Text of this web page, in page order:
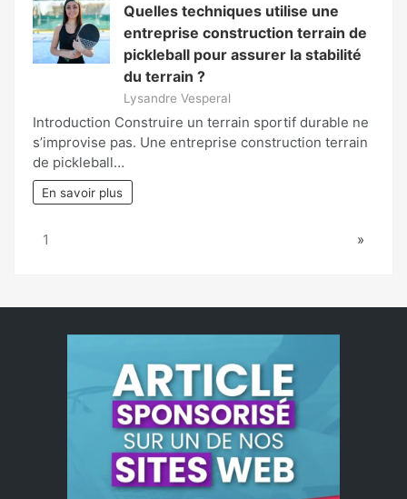
Quelles techniques utilise une
entreprise construction terrain de
pickleball pour assurer la stabilité
du terrain ?
Lysandre Vesperal
Introduction Construire un terrain sportif durable ne
s’improvise pas. Une entreprise construction terrain
de pickleball…
En savoir plus
Page:
1 Next
»